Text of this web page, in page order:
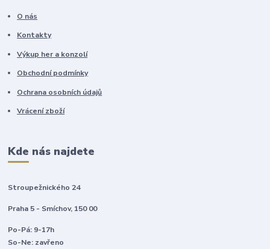
O nás
Kontakty
Výkup her a konzolí
Obchodní podmínky
Ochrana osobních údajů
Vrácení zboží
Kde nás najdete
Stroupežnického 24
Praha 5 - Smíchov, 150 00
Po-Pá: 9-17h
So-Ne: zavřeno